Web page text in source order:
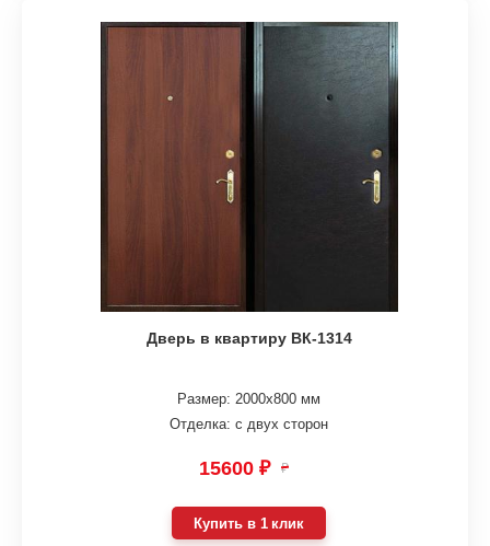
Дверь в квартиру ВК-1314
Размер: 2000х800 мм
Отделка: с двух сторон
15600 ₽ ₽
Купить в 1 клик